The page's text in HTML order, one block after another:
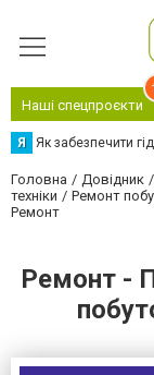
Наші спецпроєкти
Я Як забезпечити
Головна Довідник
техніки
Ремонт
Ремонт
Ремонт -